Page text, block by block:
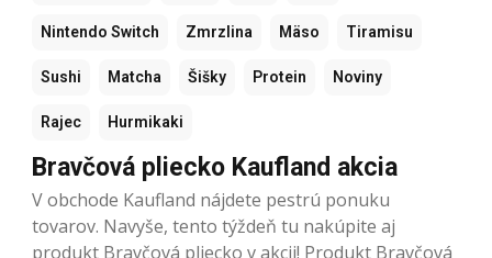
Nintendo Switch Zmrzlina Mäso Tiramisu
Sushi Matcha Šišky Protein Noviny
Rajec Hurmikaki
Bravčová pliecko Kaufland akcia
V obchode Kaufland nájdete pestrú ponuku
tovarov. Navyše, tento týždeň tu nakúpite aj
produkt Bravčová pliecko v akcii! Produkt Bravčová